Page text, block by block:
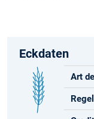
Eckdaten
Art